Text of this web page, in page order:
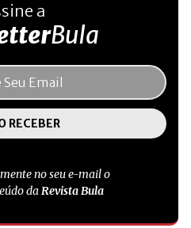
a
Bula
no seu e-mail o
daRevista Bula